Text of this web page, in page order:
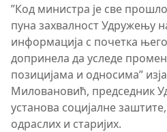
”Код министра је све
пуна захвалност Удружењу
информација с почетка
допринела да уследе
позицијама и односима”
Миловановић, председник
установа социјалне
одраслих и старијих.